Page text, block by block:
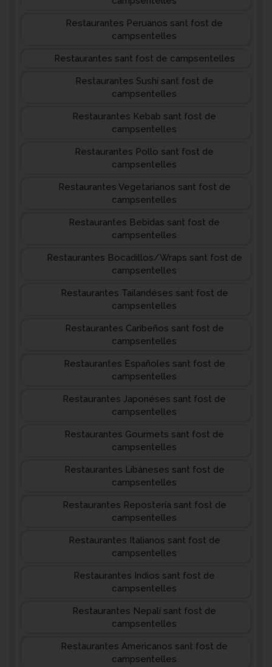
Restaurantes Peruanos sant fost de
campsentelles
Restaurantes sant fost de campsentelles
Restaurantes Sushi sant fost de
campsentelles
Restaurantes Kebab sant fost de
campsentelles
Restaurantes Pollo sant fost de
campsentelles
Restaurantes Vegetarianos sant fost de
campsentelles
Restaurantes Bebidas sant fost de
campsentelles
Restaurantes Bocadillos/Wraps sant fost de
campsentelles
Restaurantes Tailandéses sant fost de
campsentelles
Restaurantes Caribeños sant fost de
campsentelles
Restaurantes Españoles sant fost de
campsentelles
Restaurantes Japonéses sant fost de
campsentelles
Restaurantes Gourmets sant fost de
campsentelles
Restaurantes Libáneses sant fost de
campsentelles
Restaurantes Repostería sant fost de
campsentelles
Restaurantes Italianos sant fost de
campsentelles
Restaurantes Indios sant fost de
campsentelles
Restaurantes Nepalí sant fost de
campsentelles
Restaurantes Americanos sant fost de
campsentelles